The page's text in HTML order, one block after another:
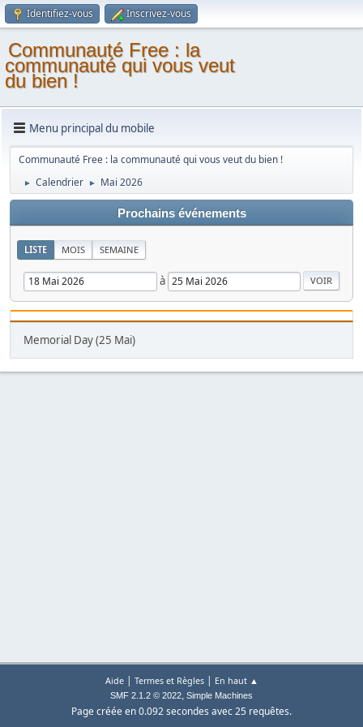
Identifiez-vous Inscrivez-vous
Communauté Free : la
communauté qui vous veut
du bien !
Menu principal du mobile
Communauté Free : la communauté qui vous veut du bien !
► Calendrier ► Mai 2026
Prochains événements
LISTE MOIS SEMAINE
à
Memorial Day (25 Mai)
Aide| Termes et Règles| En haut ▲
SMF 2.1.2 © 2022, Simple Machines
Page créée en 0.092 secondes avec 25 requêtes.